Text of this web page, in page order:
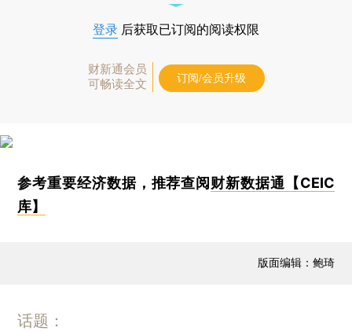
登录 后获取已订阅的阅读权限
财新通会员
可畅读全文
订阅/会员升级
参考重要经济数据，推荐查阅 财新数据通【CEIC
库】
版面编辑：鲍琦
话题：